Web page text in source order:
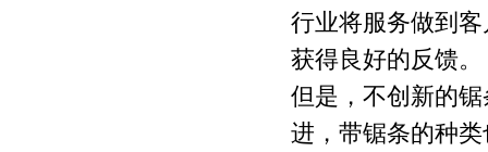
行业将服务做到
获得良好的反馈
但是，不创新的
进，带锯条的种